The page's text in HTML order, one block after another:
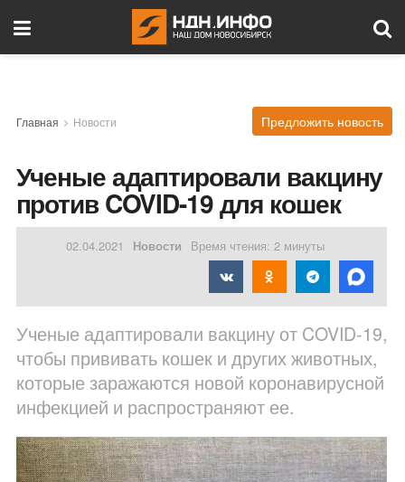
Главная Новости Предложить новость
Ученые адаптировали вакцину
против COVID-19 для кошек
02.04.2021 Новости Время чтения: 2 минуты
Ученые адаптировали вакцину от COVID-19,
чтобы прививать кошек и других животных,
которые заражаются новой коронавирусной
инфекцией и распространяют ее.